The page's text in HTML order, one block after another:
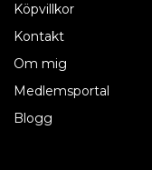
Köpvillkor
Kontakt
Om mig
Medlemsportal
Blogg